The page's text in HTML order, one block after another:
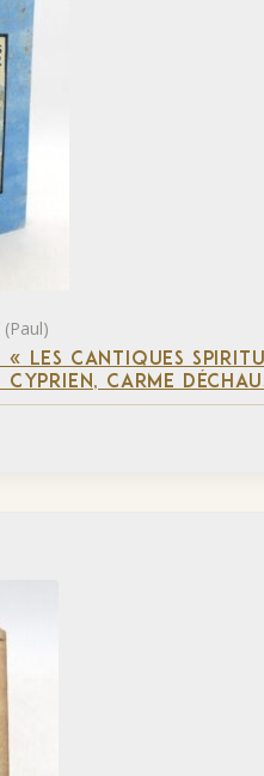
(Paul)
« LES CANTIQUES
CARME